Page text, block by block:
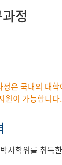
정
정은 국내외 대
원이 가능합니다.
사학위를 취득